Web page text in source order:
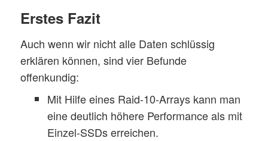
Erstes Fazit
Auch wenn wir nicht alle Daten schlüssig
erklären können, sind vier Befunde
offenkundig:
Mit Hilfe eines Raid-10-Arrays kann man
eine deutlich höhere Performance als mit
Einzel-SSDs erreichen.